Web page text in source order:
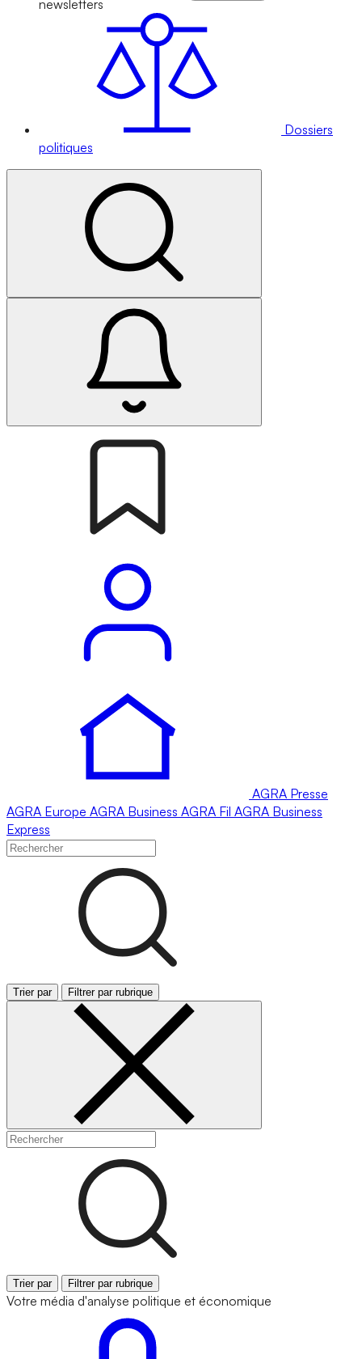
newsletters
Dossiers
politiques
AGRA Presse
AGRA Europe AGRA Business AGRA Fil AGRA Business
Express
Trier par Filtrer par rubrique
Trier par Filtrer par rubrique
Votre média d'analyse politique et économique